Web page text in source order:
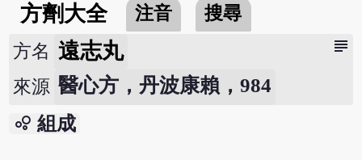
方劑大全 注音 搜尋
subject
方名 遠志丸
來源 醫心方，丹波康賴，984
bubble_chart 組成